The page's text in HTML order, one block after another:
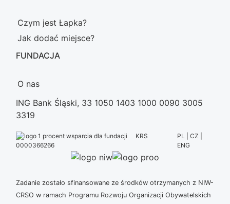
Czym jest Łapka?
Jak dodać miejsce?
FUNDACJA
O nas
ING Bank Śląski, 33 1050 1403 1000 0090 3005
3319
KRS
0000366266
PL | CZ |
ENG
Zadanie zostało sfinansowane ze środków otrzymanych z NIW-
CRSO w ramach Programu Rozwoju Organizacji Obywatelskich